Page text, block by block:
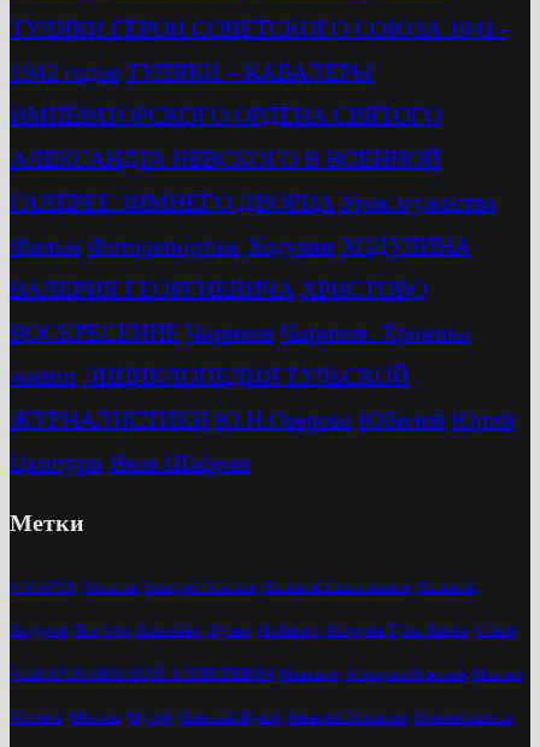
ТУЛЯКИ ГЕРОИ СОВЕТСКОГО СОЮЗА 1941–
1942 годов ТУЛЯКИ – КАВАЛЕРЫ
ИМПЕРАТОРСКОГО ОРДЕНА СВЯТОГО
АЛЕКСАНДРА НЕВСКОГО В ВОЕННОЙ
ГАЛЕРЕЕ ЗИМНЕГО ДВОРЦА Урок мужества
Фильм Фоторепортаж Ходулин ХОДУЛИНА
ВАЛЕРИЯ ГЕОРГИЕВИЧА ХРИСТОВО
ВОСКРЕСЕНИЕ Чириков Чириков. Хроника
жизни ЭНЦИКЛОПЕДИЯ ТУЛЬСКОЙ
ЖУРНАЛИСТИКИ Ю.Н.Озерова Юбилей Юрий
Цкипури Яков Шафран
Метки
8 МАРТА Алексин Валерий Маслов Валерий Савостьянов Валерий
Ходулин Встреча Выставка Жуков Из Книги История Тулы Книга Книги
МАКАРОВ НИКОЛАЙ АЛЕКСЕЕВИЧ Макаров Макаров Николай Маслов
Митинг Москва Музей Николай Жуков Николай Макаров Они воевали за